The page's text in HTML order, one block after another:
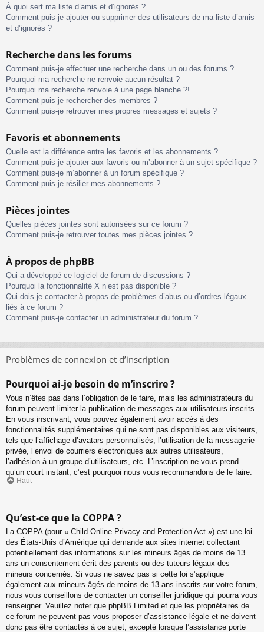
À quoi sert ma liste d’amis et d’ignorés ?
Comment puis-je ajouter ou supprimer des utilisateurs de ma liste d’amis
et d’ignorés ?
Recherche dans les forums
Comment puis-je effectuer une recherche dans un ou des forums ?
Pourquoi ma recherche ne renvoie aucun résultat ?
Pourquoi ma recherche renvoie à une page blanche ?!
Comment puis-je rechercher des membres ?
Comment puis-je retrouver mes propres messages et sujets ?
Favoris et abonnements
Quelle est la différence entre les favoris et les abonnements ?
Comment puis-je ajouter aux favoris ou m’abonner à un sujet spécifique ?
Comment puis-je m’abonner à un forum spécifique ?
Comment puis-je résilier mes abonnements ?
Pièces jointes
Quelles pièces jointes sont autorisées sur ce forum ?
Comment puis-je retrouver toutes mes pièces jointes ?
À propos de phpBB
Qui a développé ce logiciel de forum de discussions ?
Pourquoi la fonctionnalité X n’est pas disponible ?
Qui dois-je contacter à propos de problèmes d’abus ou d’ordres légaux
liés à ce forum ?
Comment puis-je contacter un administrateur du forum ?
Problèmes de connexion et d’inscription
Pourquoi ai-je besoin de m’inscrire ?
Vous n’êtes pas dans l’obligation de le faire, mais les administrateurs du
forum peuvent limiter la publication de messages aux utilisateurs inscrits.
En vous inscrivant, vous pouvez également avoir accès à des
fonctionnalités supplémentaires qui ne sont pas disponibles aux visiteurs,
tels que l’affichage d’avatars personnalisés, l’utilisation de la messagerie
privée, l’envoi de courriers électroniques aux autres utilisateurs,
l’adhésion à un groupe d’utilisateurs, etc. L’inscription ne vous prend
qu’un court instant, c’est pourquoi nous vous recommandons de le faire.
Haut
Qu’est-ce que la COPPA ?
La COPPA (pour « Child Online Privacy and Protection Act ») est une loi
des États-Unis d’Amérique qui demande aux sites internet collectant
potentiellement des informations sur les mineurs âgés de moins de 13
ans un consentement écrit des parents ou des tuteurs légaux des
mineurs concernés. Si vous ne savez pas si cette loi s’applique
également aux mineurs âgés de moins de 13 ans inscrits sur votre forum,
nous vous conseillons de contacter un conseiller juridique qui pourra vous
renseigner. Veuillez noter que phpBB Limited et que les propriétaires de
ce forum ne peuvent pas vous proposer d’assistance légale et ne doivent
donc pas être contactés à ce sujet, excepté lorsque l’assistance porte